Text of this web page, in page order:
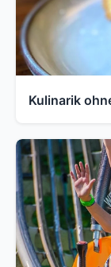
Kulinarik